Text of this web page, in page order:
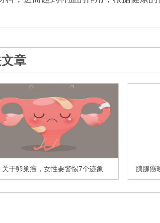
章
关于卵巢癌，女性要警惕7个迹象 胰腺癌